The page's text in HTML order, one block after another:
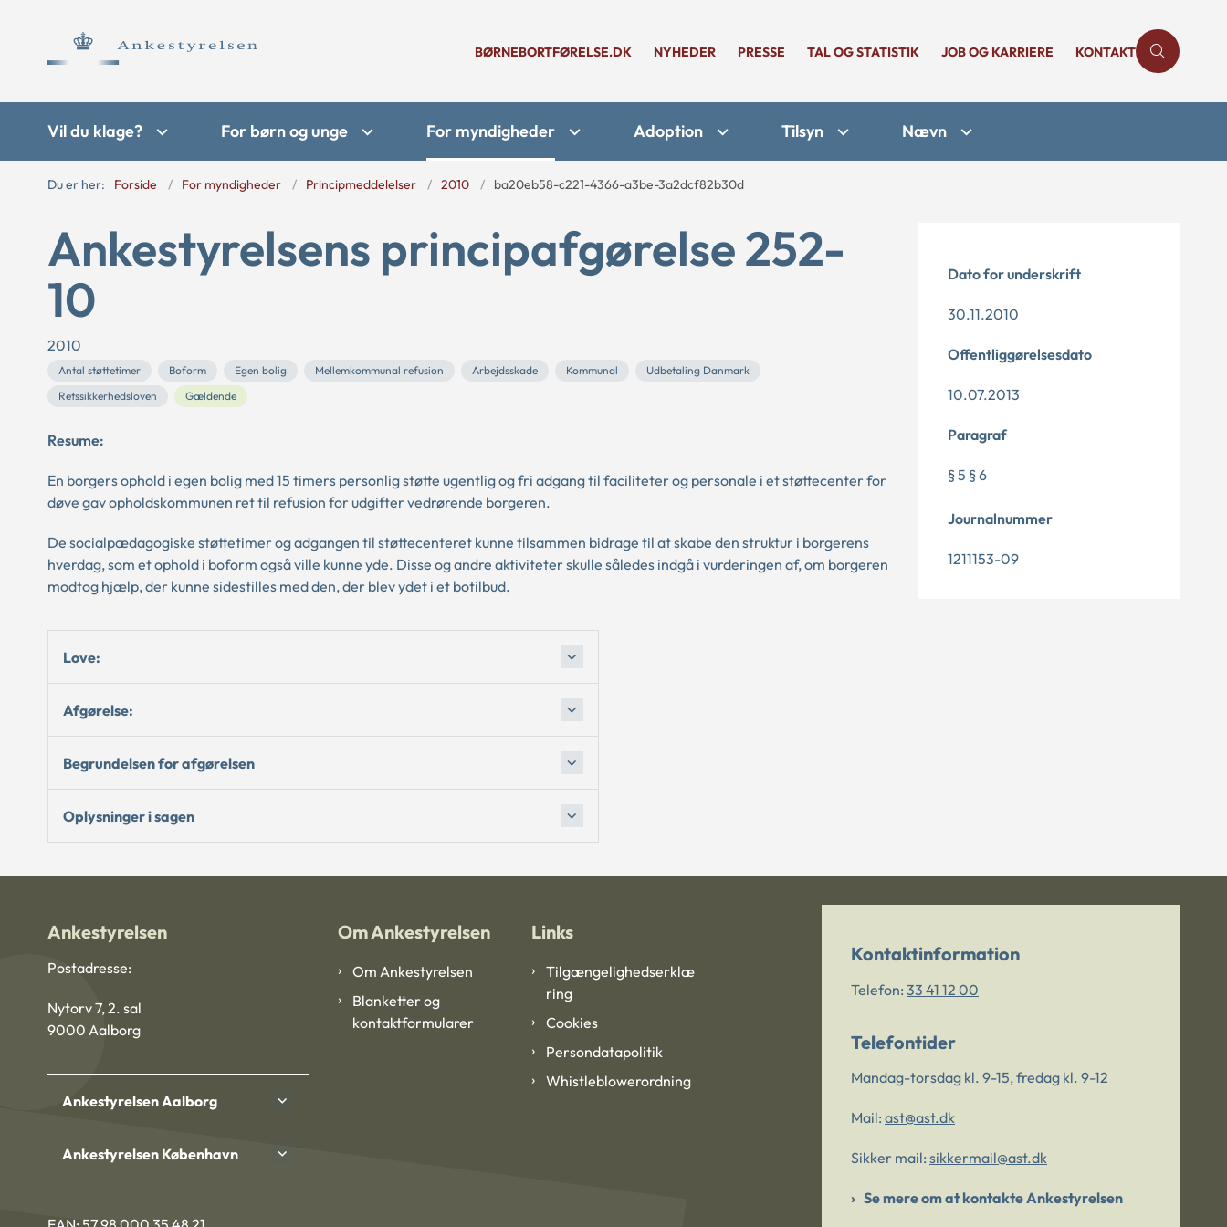
BØRNEBORTFØRELSE.DK NYHEDER PRESSE TAL OG STATISTIK JOB OG KARRIERE KONTAKT
Vil du klage? For børn og unge For myndigheder Adoption Tilsyn Nævn
Du er her: Forside For myndigheder Principmeddelelser 2010 ba20eb58-c221-4366-a3be-3a2dcf82b30d
Ankestyrelsens principafgørelse 252-
10
2010
Antal støttetimer Boform Egen bolig Mellemkommunal refusion Arbejdsskade Kommunal
Udbetaling Danmark
Retssikkerhedsloven
Gældende
Resume:
En borgers ophold i egen bolig med 15 timers personlig støtte ugentlig og fri adgang til faciliteter og personale i et støttecenter for
døve gav opholdskommunen ret til refusion for udgifter vedrørende borgeren.
De socialpædagogiske støttetimer og adgangen til støttecenteret kunne tilsammen bidrage til at skabe den struktur i borgerens
hverdag, som et ophold i boform også ville kunne yde. Disse og andre aktiviteter skulle således indgå i vurderingen af, om borgeren
modtog hjælp, der kunne sidestilles med den, der blev ydet i et botilbud.
Love:
Afgørelse:
Begrundelsen for afgørelsen
Oplysninger i sagen
Dato for underskrift
30.11.2010
Offentliggørelsesdato
10.07.2013
Paragraf
§ 5 § 6
Journalnummer
1211153-09
Ankestyrelsen
Postadresse:
Nytorv 7, 2. sal
9000 Aalborg
Ankestyrelsen Aalborg
Ankestyrelsen København
Om Ankestyrelsen
Om Ankestyrelsen
Blanketter og
kontaktformularer
Links
Tilgængelighedserklæ
ring
Cookies
Persondatapolitik
Whistleblowerordning
Kontaktinformation
Telefon: 33 41 12 00
Telefontider
Mandag-torsdag kl. 9-15, fredag kl. 9-12
Mail: ast@ast.dk
Sikker mail: sikkermail@ast.dk
Se mere om at kontakte Ankestyrelsen